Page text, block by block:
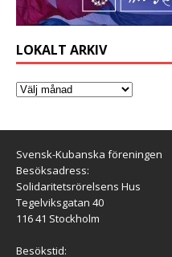
LOKALT ARKIV
Svensk-Kubanska föreningen
Besöksadress:
Solidaritetsrörelsens Hus
Tegelviksgatan 40
116 41 Stockholm
Besökstid: